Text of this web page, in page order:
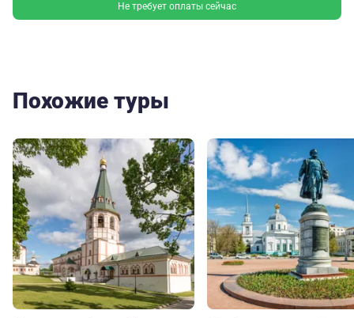
Не требует оплаты сейчас
Похожие туры